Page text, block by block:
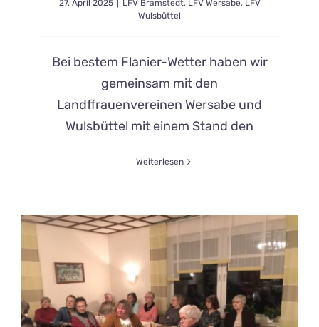
27. April 2025 LFV Bramstedt, LFV Wersabe, LFV
Wulsbüttel
Bei bestem Flanier-Wetter haben wir
gemeinsam mit den
Landffrauenvereinen Wersabe und
Wulsbüttel mit einem Stand den
Weiterlesen